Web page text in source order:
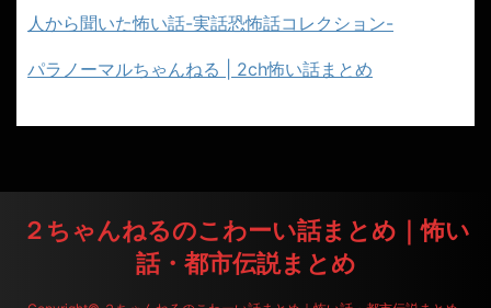
人から聞いた怖い話-実話恐怖話コレクション-
パラノーマルちゃんねる | 2ch怖い話まとめ
２ちゃんねるのこわーい話まとめ｜怖い
話・都市伝説まとめ